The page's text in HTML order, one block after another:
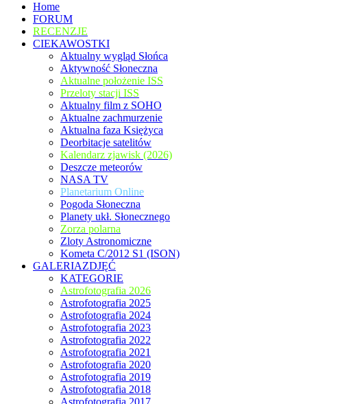
Home
FORUM
RECENZJE
CIEKAWOSTKI
Aktualny wygląd Słońca
Aktywność Słoneczna
Aktualne położenie ISS
Przeloty stacji ISS
Aktualny film z SOHO
Aktualne zachmurzenie
Aktualna faza Księżyca
Deorbitacje satelitów
Kalendarz zjawisk (2026)
Deszcze meteorów
NASA TV
Planetarium Online
Pogoda Słoneczna
Planety ukł. Słonecznego
Zorza polarna
Zloty Astronomiczne
Kometa C/2012 S1 (ISON)
GALERIAZDJĘĆ
KATEGORIE
Astrofotografia 2026
Astrofotografia 2025
Astrofotografia 2024
Astrofotografia 2023
Astrofotografia 2022
Astrofotografia 2021
Astrofotografia 2020
Astrofotografia 2019
Astrofotografia 2018
Astrofotografia 2017